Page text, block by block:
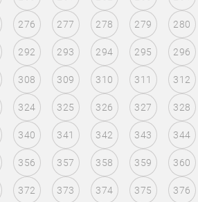
276 277 278 279 280
292 293 294 295 296
308 309 310 311 312
324 325 326 327 328
340 341 342 343 344
356 357 358 359 360
372 373 374 375 376